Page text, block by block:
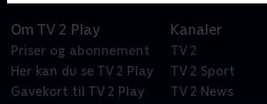
Om TV 2 Play
Priser og abonnement
Her kan du se TV 2 Play
Gavekort til TV 2 Play
Kanaler
TV 2
TV 2 Sport
TV 2 News